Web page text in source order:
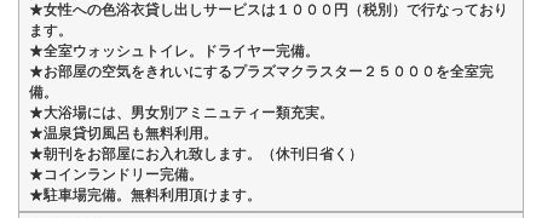
★女性への色浴衣貸し出しサービスは１０００円（税別）で行なっており
ます。
★全室ウォッシュトイレ。ドライヤー完備。
★お部屋の空気をきれいにするプラズマクラスター２５０００を全室完
備。
★大浴場には、男女別アミニュティー類充実。
★温泉貸切風呂も無料利用。
★朝刊をお部屋にお入れ致します。（休刊日省く）
★コインランドリー完備。
★駐車場完備。無料利用頂けます。